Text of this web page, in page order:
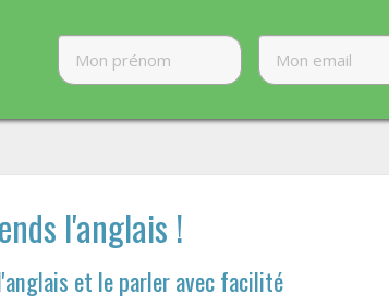
l'anglais !
et le parler avec facilité